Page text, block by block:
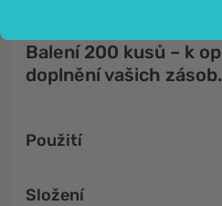
Balení 200 kusů – k
doplnění vašich zásob.
Použití
Složení